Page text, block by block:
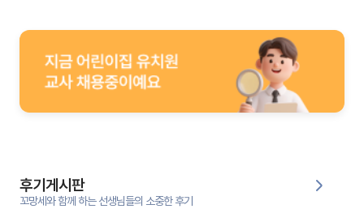
후기게시판
꼬망세와 함께 하는 선생님들의 소중한 후기